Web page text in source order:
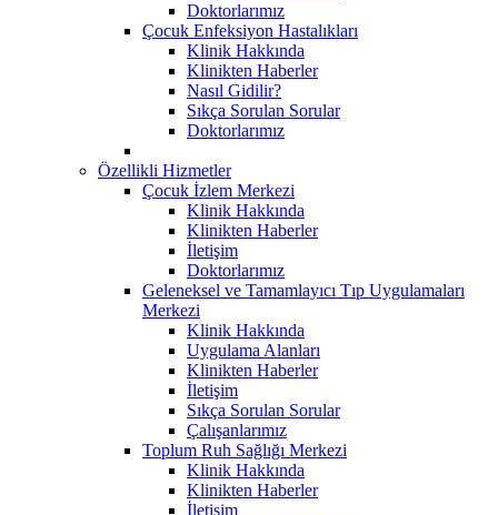
Doktorlarımız
Çocuk Enfeksiyon Hastalıkları
Klinik Hakkında
Klinikten Haberler
Nasıl Gidilir?
Sıkça Sorulan Sorular
Doktorlarımız
Özellikli Hizmetler
Çocuk İzlem Merkezi
Klinik Hakkında
Klinikten Haberler
İletişim
Doktorlarımız
Geleneksel ve Tamamlayıcı Tıp Uygulamaları
Merkezi
Klinik Hakkında
Uygulama Alanları
Klinikten Haberler
İletişim
Sıkça Sorulan Sorular
Çalışanlarımız
Toplum Ruh Sağlığı Merkezi
Klinik Hakkında
Klinikten Haberler
İletişim